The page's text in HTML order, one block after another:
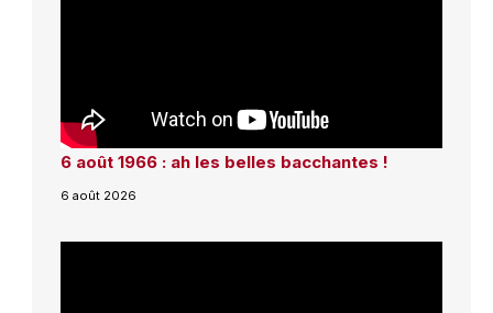
6 août 1966 : ah les belles bacchantes !
6 août 2026